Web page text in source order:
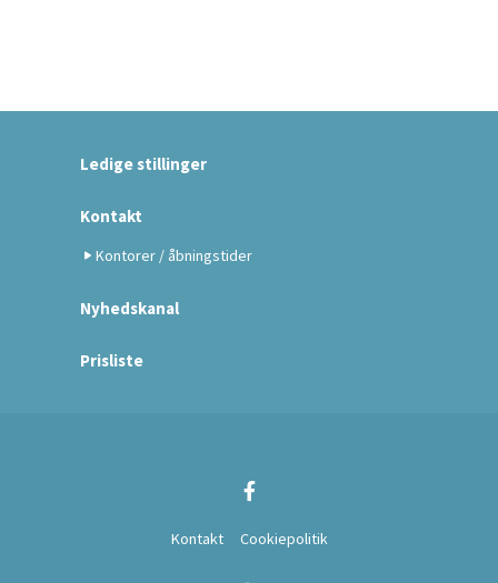
Ledige stillinger
Kontakt
Kontorer / åbningstider
Nyhedskanal
Prisliste
Kontakt Cookiepolitik